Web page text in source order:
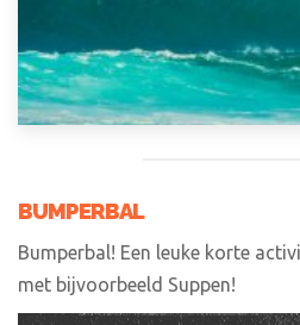
BUMPERBAL
Bumperbal! Een leuke korte
met bijvoorbeeld Suppen!